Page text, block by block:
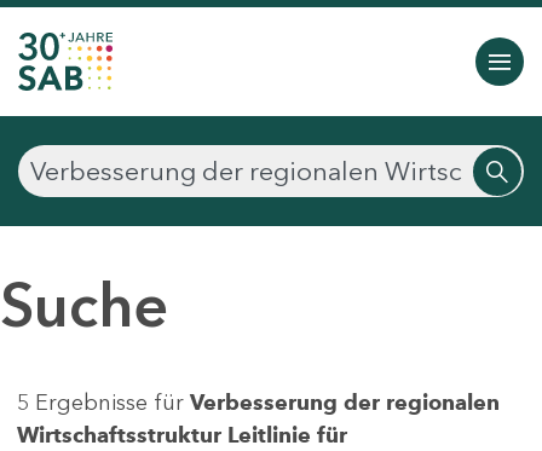
Suche
5 Ergebnisse für Verbesserung der regionalen
Wirtschaftsstruktur Leitlinie für